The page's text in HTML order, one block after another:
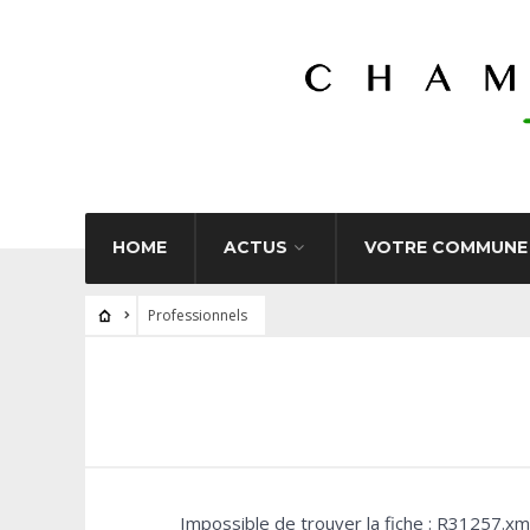
HOME ACTUS VOTRE COMMUNE
Professionnels
Impossible de trouver la fiche :